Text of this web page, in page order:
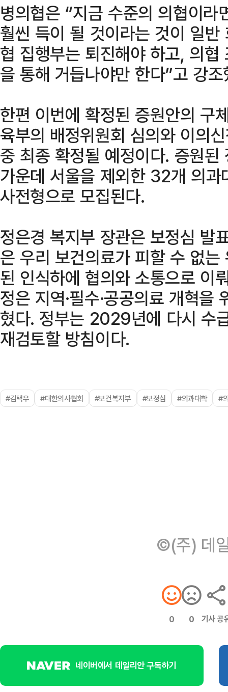
병의협은 “지금 수준의 의협이
훨씬 득이 될 것이라는 것이 일
협 집행부는 퇴진해야 하고, 의
을 통해 거듭나야만 한다”고 강
한편 이번에 확정된 증원안의 구
육부의 배정위원회 심의와 이의
중 최종 확정될 예정이다. 증원
가운데 서울을 제외한 32개 의
사전형으로 모집된다.
정은경 복지부 장관은 보정심 발
은 우리 보건의료가 피할 수 없
된 인식하에 협의와 소통으로 이
정은 지역·필수·공공의료 개혁
혔다. 정부는 2029년에 다시 수
재검토할 방침이다.
#김택우 #대한의사협회 #보건복지부 #보정심 #의과대학 #
©(주) 데
0 0 기사 공
네이버에서 데일리안 구독하기